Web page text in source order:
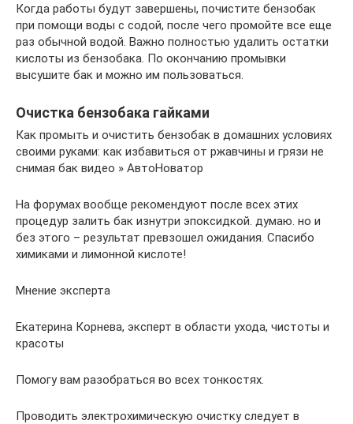
Когда работы будут завершены, почистите бензобак
при помощи воды с содой, после чего промойте все еще
раз обычной водой. Важно полностью удалить остатки
кислоты из бензобака. По окончанию промывки
высушите бак и можно им пользоваться.
Очистка бензобака гайками
Как промыть и очистить бензобак в домашних условиях
своими руками: как избавиться от ржавчины и грязи не
снимая бак видео » АвтоНоватор
На форумах вообще рекомендуют после всех этих
процедур залить бак изнутри эпоксидкой. думаю. но и
без этого – результат превзошел ожидания. Спасибо
химиками и лимонной кислоте!
Мнение эксперта
Екатерина Корнева, эксперт в области ухода, чистоты и
красоты
Помогу вам разобраться во всех тонкостях.
Проводить электрохимическую очистку следует в